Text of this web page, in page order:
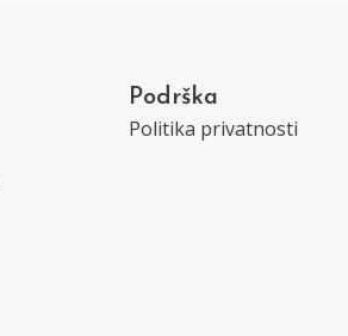
Podrška
Politika privatnosti